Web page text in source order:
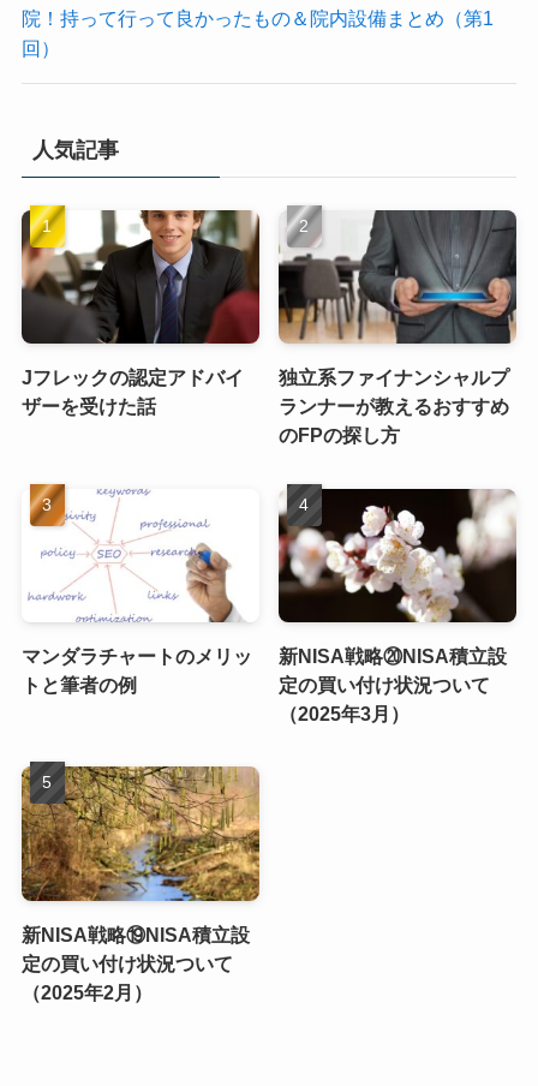
院！持って行って良かったもの＆院内設備まとめ（第1
回）
人気記事
Jフレックの認定アドバイ
ザーを受けた話
独立系ファイナンシャルプ
ランナーが教えるおすすめ
のFPの探し方
マンダラチャートのメリッ
トと筆者の例
新NISA戦略⑳NISA積立設
定の買い付け状況ついて
（2025年3月）
新NISA戦略⑲NISA積立設
定の買い付け状況ついて
（2025年2月）